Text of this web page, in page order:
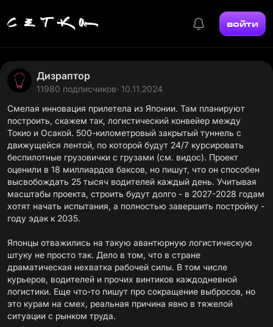
войти
Дизраптор
11980 подписчиков· 10.11.2024
Смелая инновация прилетела из Японии. Там планируют
построить, скажем так, логистический конвейер между
Токио и Осакой. 500-километровый закрытый туннель с
движущейся лентой, по которой будут 24/7 курсировать
беспилотные грузовички с грузами (см. видос). Проект
оценили в 18 миллиардов баксов, но пишут, что он способен
высвобождать 25 тысяч водителей каждый день. Учитывая
масштабы проекта, строить будут долго - в 2027-2028 годам
хотят начать испытания, а полностью завершить постройку -
году эдак к 2035.
Японцы отважились на такую авантюрную логистическую
штуку не просто так. Дело в том, что в стране
драматическая нехватка рабочей силы. В том числе
курьеров, водителей и прочих винтиков каждодневной
логистики. Еще что-то пишут про сокращение выбросов, но
это курам на смех, реальная причина явно в тяжелой
ситуации с рынком труда.